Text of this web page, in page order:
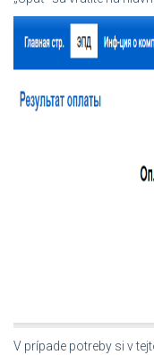
V prípade potreby si v